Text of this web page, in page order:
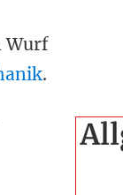
Wurf
.